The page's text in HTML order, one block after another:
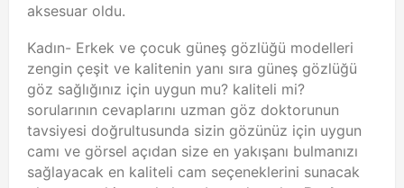
aksesuar oldu.
Kadın- Erkek ve çocuk güneş gözlüğü modelleri
zengin çeşit ve kalitenin yanı sıra güneş gözlüğü
göz sağlığınız için uygun mu? kaliteli mi?
sorularının cevaplarını uzman göz doktorunun
tavsiyesi doğrultusunda sizin gözünüz için uygun
camı ve görsel açıdan size en yakışanı bulmanızı
sağlayacak en kaliteli cam seçeneklerini sunacak